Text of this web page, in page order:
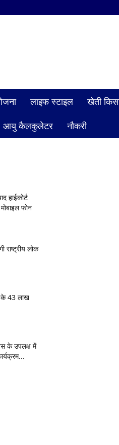
लाइफ स्टाइल खेती
आयु कैलकुलेटर नौकरी
हाईकोर्ट
फोन
राष्ट्रीय लोक
के 43 लाख
के उपलक्ष में